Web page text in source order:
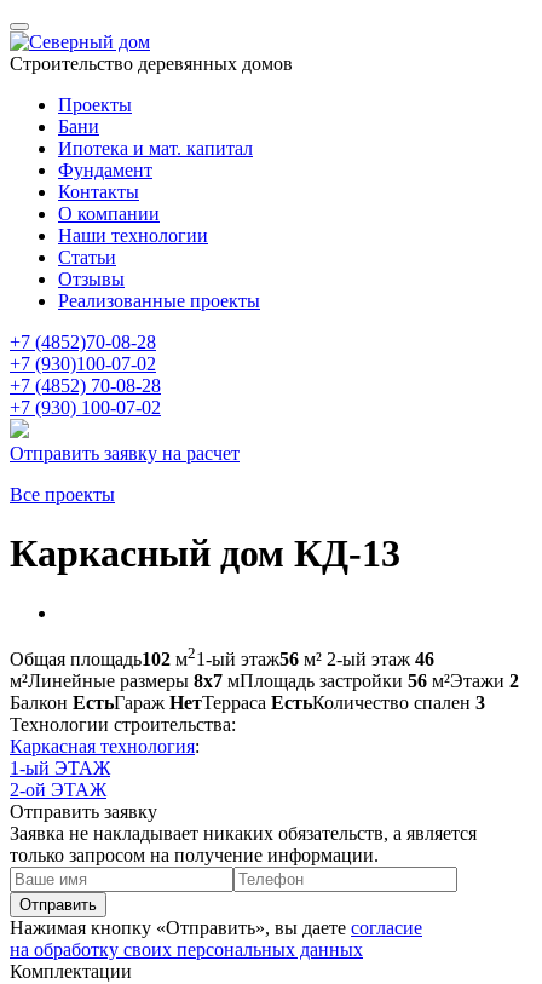
Строительство деревянных домов
Проекты
Бани
Ипотека и мат. капитал
Фундамент
Контакты
О компании
Наши технологии
Статьи
Отзывы
Реализованные проекты
+7 (4852)70-08-28
+7 (930)100-07-02
+7 (4852) 70-08-28
+7 (930) 100-07-02
Отправить заявку на расчет
Все проекты
Каркасный дом КД-13
Общая площадь102 м21-ый этаж56 м² 2-ый этаж 46
м²Линейные размеры 8х7 мПлощадь застройки 56 м²Этажи 2
Балкон ЕстьГараж НетТерраса ЕстьКоличество спален 3
Технологии строительства:
Каркасная технология:
1-ый ЭТАЖ
2-ой ЭТАЖ
Отправить заявку
Заявка не накладывает никаких обязательств, а является
только запросом на получение информации.
Отправить
Нажимая кнопку «Отправить», вы даете согласие
на обработку своих персональных данных
Комплектации